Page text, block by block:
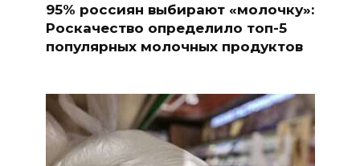
95% россиян выбирают «молочку»:
Роскачество определило топ-5
популярных молочных продуктов